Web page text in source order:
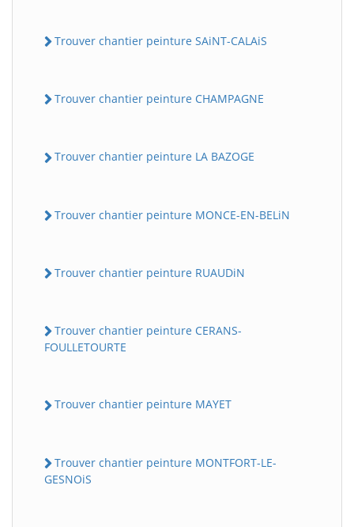
Trouver chantier peinture SAiNT-CALAiS
Trouver chantier peinture CHAMPAGNE
Trouver chantier peinture LA BAZOGE
Trouver chantier peinture MONCE-EN-BELiN
Trouver chantier peinture RUAUDiN
Trouver chantier peinture CERANS-
FOULLETOURTE
Trouver chantier peinture MAYET
Trouver chantier peinture MONTFORT-LE-
GESNOiS